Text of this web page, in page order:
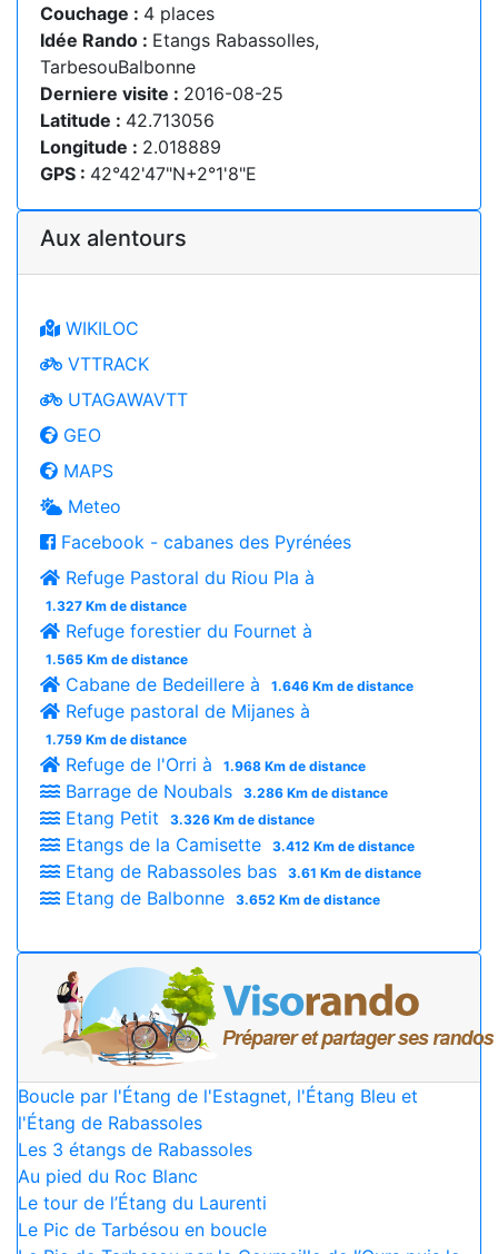
Couchage : 4 places
Idée Rando : Etangs Rabassolles,
TarbesouBalbonne
Derniere visite : 2016-08-25
Latitude : 42.713056
Longitude : 2.018889
GPS : 42°42'47"N+2°1'8"E
Aux alentours
WIKILOC
VTTRACK
UTAGAWAVTT
GEO
MAPS
Meteo
Facebook - cabanes des Pyrénées
Refuge Pastoral du Riou Pla à
1.327 Km de distance
Refuge forestier du Fournet à
1.565 Km de distance
Cabane de Bedeillere à 1.646 Km de distance
Refuge pastoral de Mijanes à
1.759 Km de distance
Refuge de l'Orri à 1.968 Km de distance
Barrage de Noubals 3.286 Km de distance
Etang Petit 3.326 Km de distance
Etangs de la Camisette 3.412 Km de distance
Etang de Rabassoles bas 3.61 Km de distance
Etang de Balbonne 3.652 Km de distance
Boucle par l'Étang de l'Estagnet, l'Étang Bleu et
l'Étang de Rabassoles
Les 3 étangs de Rabassoles
Au pied du Roc Blanc
Le tour de l’Étang du Laurenti
Le Pic de Tarbésou en boucle